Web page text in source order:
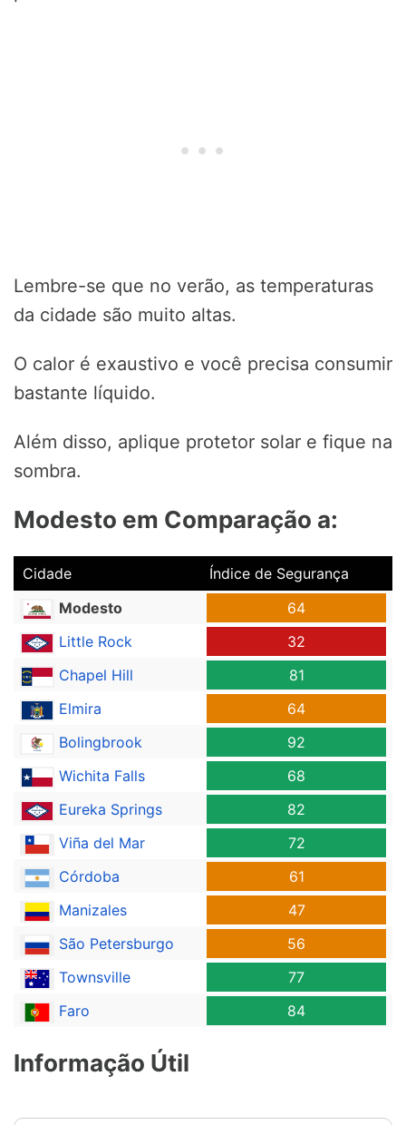
Lembre-se que no verão, as temperaturas
da cidade são muito altas.
O calor é exaustivo e você precisa consumir
bastante líquido.
Além disso, aplique protetor solar e fique na
sombra.
Modesto em Comparação a:
Cidade
Índice de Segurança
Modesto
64
Little Rock
32
Chapel Hill
81
Elmira
64
Bolingbrook
92
Wichita Falls
68
Eureka Springs
82
Viña del Mar
72
Córdoba
61
Manizales
47
São Petersburgo
56
Townsville
77
Faro
84
Informação Útil